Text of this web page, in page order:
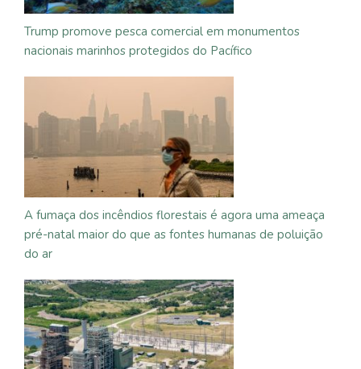
Trump promove pesca comercial em monumentos
nacionais marinhos protegidos do Pacífico
A fumaça dos incêndios florestais é agora uma ameaça
pré-natal maior do que as fontes humanas de poluição
do ar